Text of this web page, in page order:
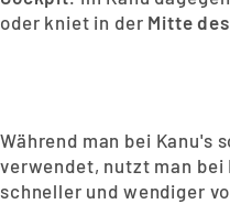
oder kniet in der Mitte
Während man bei Kanu's
verwendet, nutzt man bei
schneller und wendiger